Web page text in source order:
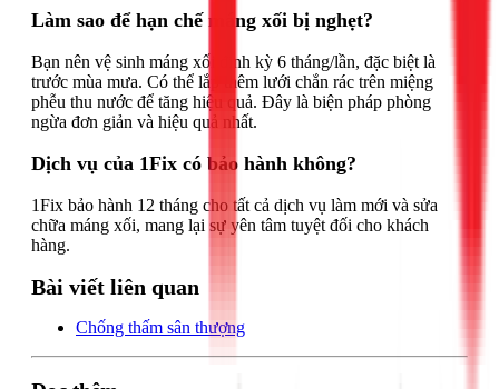
Làm sao để hạn chế máng xối bị nghẹt?
Bạn nên vệ sinh máng xối định kỳ 6 tháng/lần, đặc biệt là
trước mùa mưa. Có thể lắp thêm lưới chắn rác trên miệng
phễu thu nước để tăng hiệu quả. Đây là biện pháp phòng
ngừa đơn giản và hiệu quả nhất.
Dịch vụ của 1Fix có bảo hành không?
1Fix bảo hành 12 tháng cho tất cả dịch vụ làm mới và sửa
chữa máng xối, mang lại sự yên tâm tuyệt đối cho khách
hàng.
Bài viết liên quan
Chống thấm sân thượng